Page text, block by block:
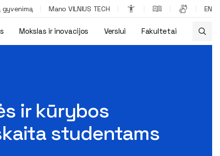
gyvenimą Mano VILNIUS TECH EN
Mokslas ir inovacijos Verslui Fakultetai
Radzevičės paskaita studentams
ir kūrybos
studentams